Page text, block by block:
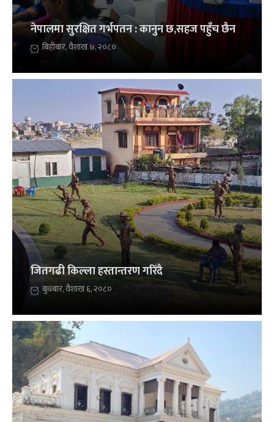
नेपालमा सुरक्षित गर्भपतन : कानुन छ,सहज पहुँच छैन
बिहीबार, वैशाख ७, २०८०
जितगढी किल्ला हस्तान्तरण गरिँदै
बुधबार, वैशाख ६, २०८०